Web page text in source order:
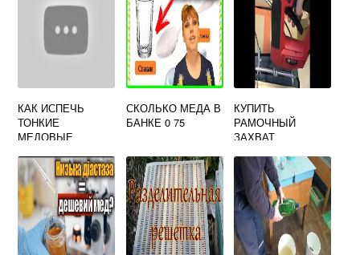
КАК ИСПЕЧЬ
ТОНКИЕ
МЕДОВЫЕ
СКОЛЬКО МЕДА В
БАНКЕ 0 75
КУПИТЬ
РАМОЧНЫЙ
ЗАХВАТ